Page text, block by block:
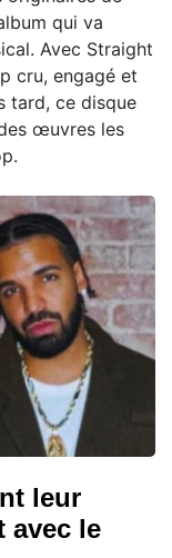
qui va
Avec Straight
cru, engagé et
tard, ce disque
œuvres les
leur
avec le